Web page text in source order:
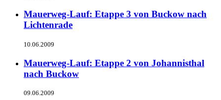
Mauerweg-Lauf: Etappe 3 von Buckow nach
Lichtenrade
10.06.2009
Mauerweg-Lauf: Etappe 2 von Johannisthal
nach Buckow
09.06.2009